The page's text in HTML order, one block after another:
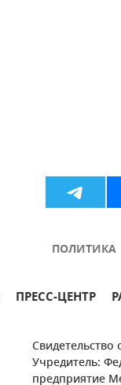
ПОЛИТИКА
ПРЕСС-ЦЕНТР
Учредитель:
предприятие